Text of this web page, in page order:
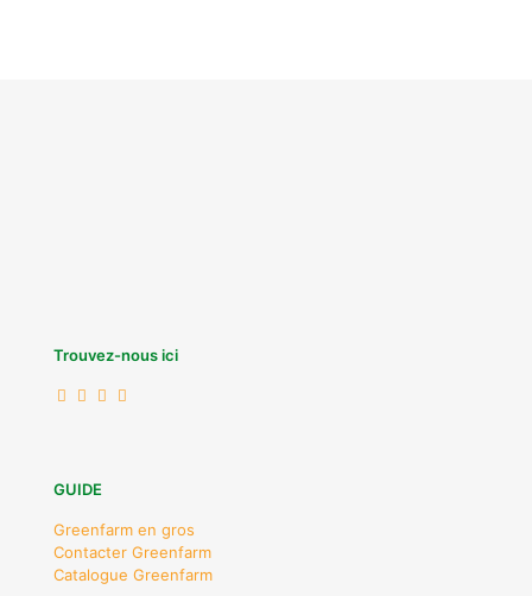
Trouvez-nous ici
GUIDE
Greenfarm en gros
Contacter Greenfarm
Catalogue Greenfarm